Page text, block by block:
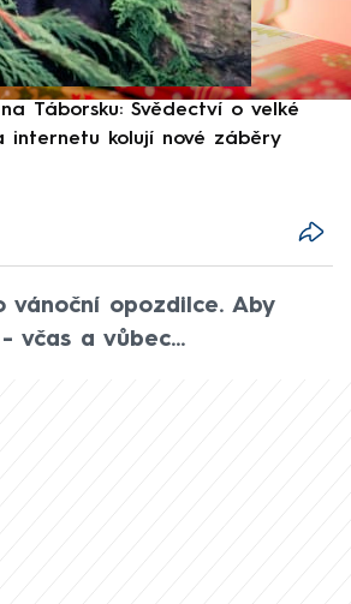
Táborsku: Svědectví o velké
internetu kolují nové záběry
vánoční opozdilce. Aby
včas a vůbec...